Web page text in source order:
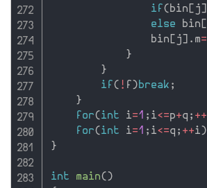
if (bin [ j]
else bin [
                bin
[ j] . m=
}
}
if ( ! f )break ;
}
for(int i=1 ; i<=p+q ; ++
for(int i=1 ; i<=q ; ++i)
}
int main()